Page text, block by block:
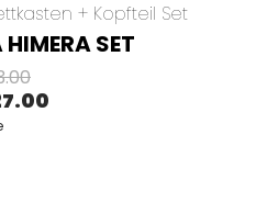
+ Kopfteil Set
SET